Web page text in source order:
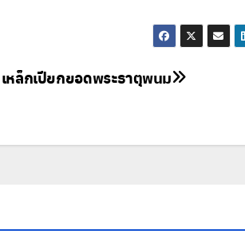
เหล็กเปียกยอดพระธาตุพนม